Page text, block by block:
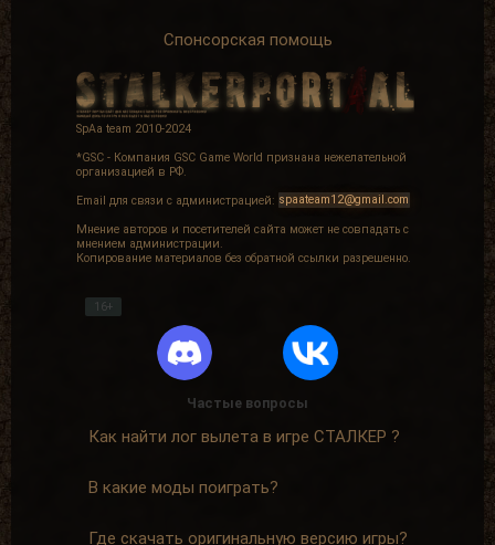
Спонсорская помощь
SpAa team 2010-2024
*GSC - Компания GSC Game World признана нежелательной
организацией в РФ.
Email для связи с администрацией: spaateam12@gmail.com
Мнение авторов и посетителей сайта может не совпадать с
мнением администрации.
Копирование материалов без обратной ссылки разрешенно.
16+
Частые вопросы
Как найти лог вылета в игре СТАЛКЕР ?
В какие моды поиграть?
Где скачать оригинальную версию игры?